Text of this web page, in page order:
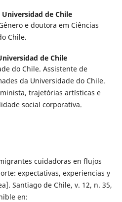
Universidad de Chile
e doutora em Ciências
Chile.
de Chile
do Chile. Assistente de
da Universidade do Chile.
trajetórias artísticas e
social corporativa.
cuidadoras en flujos
expectativas, experiencias y
Santiago de Chile, v. 12, n. 35,
en: